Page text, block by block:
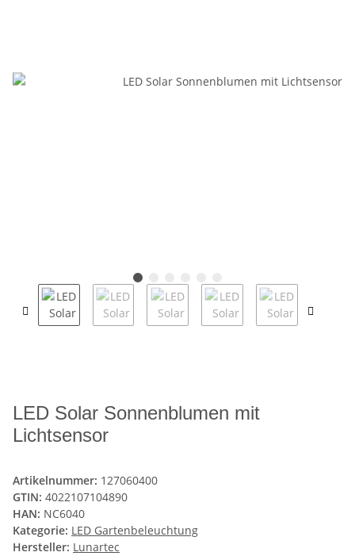
LED Solar Sonnenblumen mit
Lichtsensor
Artikelnummer: 127060400
GTIN: 4022107104890
HAN: NC6040
Kategorie: LED Gartenbeleuchtung
Hersteller: Lunartec